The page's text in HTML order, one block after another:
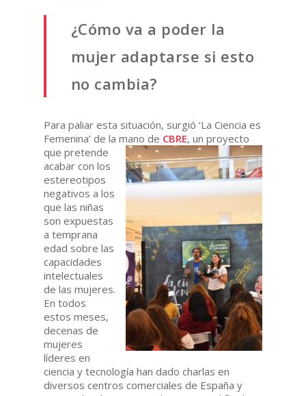
¿Cómo va a poder la
mujer adaptarse si esto
no cambia?
Para paliar esta situación, surgió ‘La Ciencia es
Femenina’ de la mano de CBRE, un proyecto
que pretende
acabar con los
estereotipos
negativos a los
que las niñas
son expuestas
a temprana
edad sobre las
capacidades
intelectuales
de las mujeres.
En todos
estos meses,
decenas de
mujeres
líderes en
ciencia y tecnología han dado charlas en
diversos centros comerciales de España y